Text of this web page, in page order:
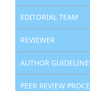
EDITORIAL TEAM
REVIEWER
AUTHOR
PEER REVIEW